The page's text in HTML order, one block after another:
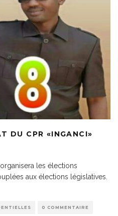
DU CPR «INGANCI»
les élections
aux élections législatives.
0 COMMENTAIRE